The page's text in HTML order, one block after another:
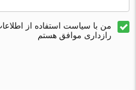
من با سیاست استفاده از
رازداری موافق هستم